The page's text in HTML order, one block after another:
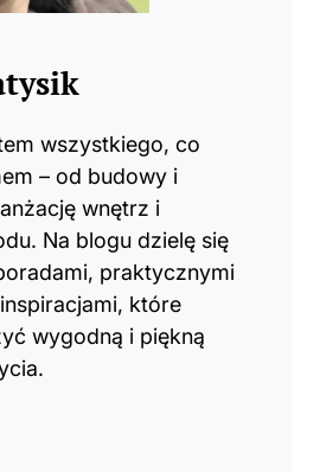
wszystkiego, co
wnętrz i
Na blogu dzielę się
praktycznymi
które
wygodną i piękną